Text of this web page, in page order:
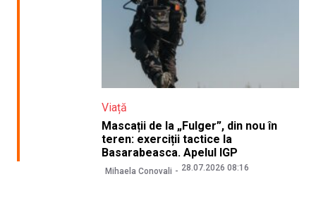
Viață
Mascații de la „Fulger”, din nou în
teren: exerciții tactice la
Basarabeasca. Apelul IGP
Mihaela Conovali 28.07.2026 08:16